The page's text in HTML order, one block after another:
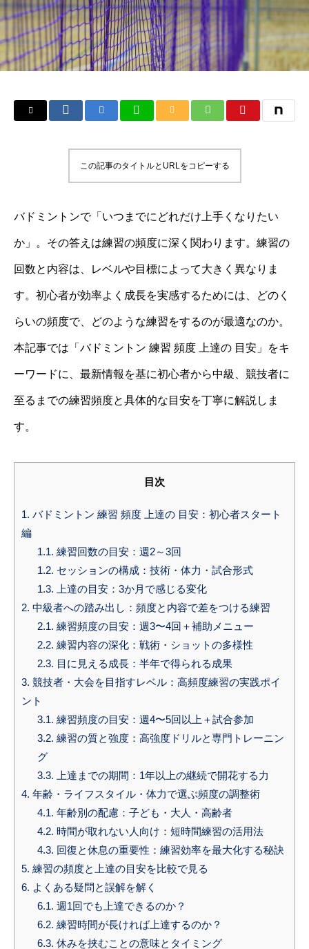
この記事のタイトルとURLをコピーする
バドミントンで「いつまでにどれだけ上手くなりたい
か」。その答えは練習の頻度に深く関わります。練習の
回数と内容は、レベルや目標によって大きく異なりま
す。初心者が効率よく成長を実感するためには、どのく
らいの頻度で、どのような練習をするのが最適なのか。
本記事では「バドミントン 練習 頻度 上達の 目安」をキ
ーワードに、最新情報を基に初心者から中級、競技者に
至るまでの練習頻度と具体的な目安を丁寧に解説しま
す。
目次
1. バドミントン 練習 頻度 上達の 目安：初心者スタート
編
1.1. 練習回数の目安：週2～3回
1.2. セッションの構成：技術・体力・試合形式
1.3. 上達の目安：3か月で感じる変化
2. 中級者への踏み出し：頻度と内容で差をつける練習
2.1. 練習頻度の目安：週3〜4回＋補助メニュー
2.2. 練習内容の深化：戦術・ショットの多様性
2.3. 目に見える成長：半年で得られる成果
3. 競技者・大会を目指すレベル：高頻度練習の実践ポイ
ント
3.1. 練習頻度の目安：週4〜5回以上＋試合参加
3.2. 練習の質と強度：高強度ドリルと専門トレーニン
グ
3.3. 上達までの期間：1年以上の継続で開花する力
4. 年齢・ライフスタイル・体力で選ぶ頻度の調整術
4.1. 年齢別の配慮：子ども・大人・高齢者
4.2. 時間が取れない人向け：短時間練習の活用法
4.3. 回復と休息の重要性：練習効率を最大化する秘訣
5. 練習の頻度と上達の目安を比較で見る
6. よくある疑問と誤解を解く
6.1. 週1回でも上達できるのか？
6.2. 練習時間が長ければ上達するのか？
6.3. 休みを挟むことの意味とタイミング